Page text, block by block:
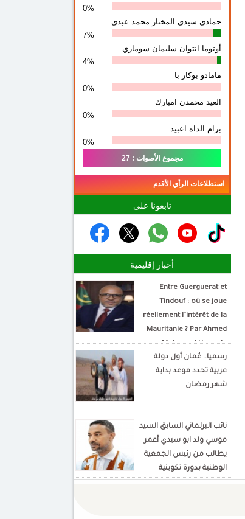
0%
حمادي سيدي المختار محمد عبدي
7%
أوتوما انتوان سلیمان سوماري
4%
مامادو بوكار با
0%
العيد محمدن امبارك
0%
برام الداه اعبيد
0%
مجموع الأصوات : 27
استطلاعات الرأي الأقدم
تابعونا على
أخبار إقليمية
Entre Guerguerat et
Tindouf : où se joue
réellement l’intérêt de la
Mauritanie ? Par Ahmed
Mohamed Hamada
Écrivain et analyste
politique
رسميا.. عُمان أول دولة
عربية تحدد موعد بداية
شهر رمضان
نائب البرلماني السابق السيد
موسي ولد ابو سيدي أعمر
يطالب من رئيس الجمعية
الوطنية بدورة تكوينية
للنواب الجديد